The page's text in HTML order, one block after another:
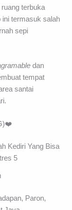
terbuka
ini termasuk salah
sepi
dan
tempat
santai
Paron,